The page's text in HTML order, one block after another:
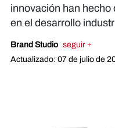
innovación han hecho
en el desarrollo
Brand Studio seguir +
Actualizado: 07 de julio de